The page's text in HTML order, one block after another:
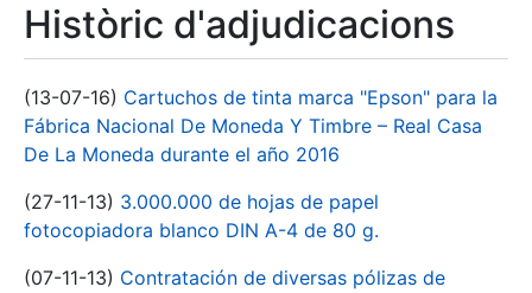
Històric d'adjudicacions
(13-07-16) Cartuchos de tinta marca "Epson" para la
Fábrica Nacional De Moneda Y Timbre – Real Casa
De La Moneda durante el año 2016
(27-11-13) 3.000.000 de hojas de papel
fotocopiadora blanco DIN A-4 de 80 g.
(07-11-13) Contratación de diversas pólizas de